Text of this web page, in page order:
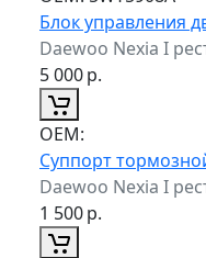
Блок управления
Daewoo Nexia I
5 000р.
ОЕМ:
Суппорт
Daewoo Nexia I
1 500р.